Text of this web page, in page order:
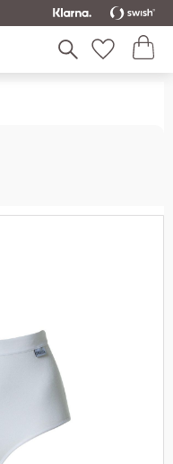
Favoriter